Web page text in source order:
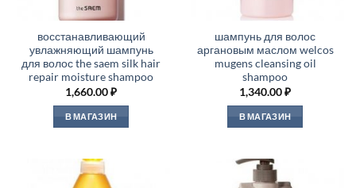
восстанавливающий
увлажняющий шампунь
для волос the saem silk hair
repair moisture shampoo
1,660.00₽
В МАГАЗИН
шампунь для волос
аргановым маслом welcos
mugens cleansing oil
shampoo
1,340.00₽
В МАГАЗИН